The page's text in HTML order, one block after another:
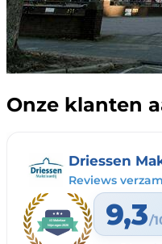
Onze klanten